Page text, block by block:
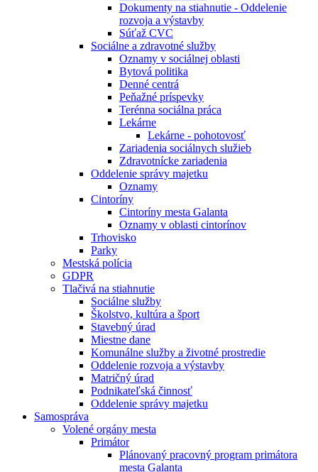
Dokumenty na stiahnutie - Oddelenie
rozvoja a výstavby
Súťaž CVC
Sociálne a zdravotné služby
Oznamy v sociálnej oblasti
Bytová politika
Denné centrá
Peňažné príspevky
Terénna sociálna práca
Lekárne
Lekárne - pohotovosť
Zariadenia sociálnych služieb
Zdravotnícke zariadenia
Oddelenie správy majetku
Oznamy
Cintoríny
Cintoríny mesta Galanta
Oznamy v oblasti cintorínov
Trhovisko
Parky
Mestská polícia
GDPR
Tlačivá na stiahnutie
Sociálne služby
Školstvo, kultúra a šport
Stavebný úrad
Miestne dane
Komunálne služby a životné prostredie
Oddelenie rozvoja a výstavby
Matričný úrad
Podnikateľská činnosť
Oddelenie správy majetku
Samospráva
Volené orgány mesta
Primátor
Plánovaný pracovný program primátora
mesta Galanta